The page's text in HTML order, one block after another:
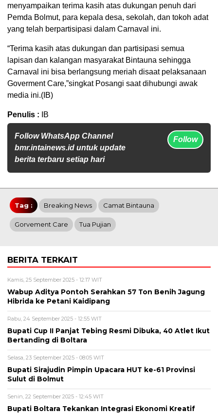
menyampaikan terima kasih atas dukungan penuh dari
Pemda Bolmut, para kepala desa, sekolah, dan tokoh adat
yang telah berpartisipasi dalam Carnaval ini.
“Terima kasih atas dukungan dan partisipasi semua
lapisan dan kalangan masyarakat Bintauna sehingga
Carnaval ini bisa berlangsung meriah disaat pelaksanaan
Goverment Care,”singkat Posangi saat dihubungi awak
media ini.(IB)
Penulis : IB
Follow WhatsApp Channel
bmr.intainews.id untuk update
berita terbaru setiap hari
Follow
Tag : Breaking News Camat Bintauna
Gorvement Care Tua Pujian
BERITA TERKAIT
Kamis, 25 September 2025 - 12:17 WIT
Wabup Aditya Pontoh Serahkan 57 Ton Benih Jagung
Hibrida ke Petani Kaidipang
Rabu, 24 September 2025 - 12:55 WIT
Bupati Cup II Panjat Tebing Resmi Dibuka, 40 Atlet Ikut
Bertanding di Boltara
Selasa, 23 September 2025 - 08:05 WIT
Bupati Sirajudin Pimpin Upacara HUT ke-61 Provinsi
Sulut di Bolmut
Senin, 22 September 2025 - 12:45 WIT
Bupati Boltara Tekankan Integrasi Ekonomi Kreatif